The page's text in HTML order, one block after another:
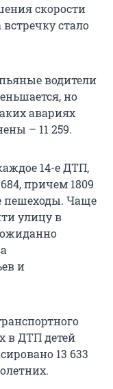
скорости
встречку стало
водители
но
авариях
– 11 259.
14-е ДТП,
причем 1809
пешеходы. Чаще
улицу в
и
в ДТП детей
13 633